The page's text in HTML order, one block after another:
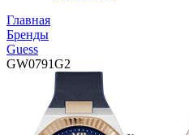
Главная
Бренды
Guess
GW0791G2